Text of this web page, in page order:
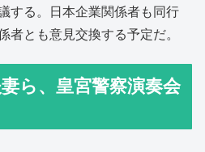
する。日本企業関係者も同行
者とも意見交換する予定だ。
ら、皇宮警察演奏会